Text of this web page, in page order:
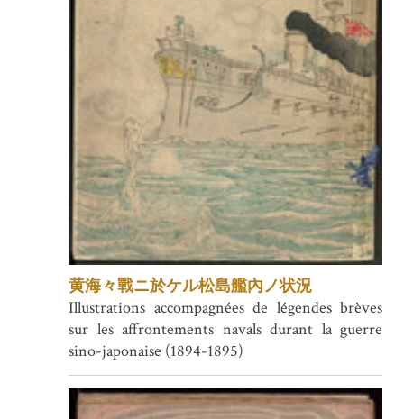
黄海々戰ニ於ケル松島艦內ノ状況
Illustrations accompagnées de légendes brèves
sur les affrontements navals durant la guerre
sino-japonaise (1894-1895)